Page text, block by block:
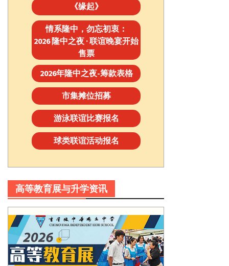
《缘起》
情系隆中，勿忘初衷：
2026 隆中之夜 · 联谊晚宴开始
售票
2026年隆中之夜-筹款表格
市集摊位招募
游泳联谊比赛报名
球类联谊活动报名
高等教育展与升学资讯